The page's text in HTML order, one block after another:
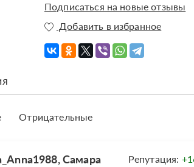
Подписаться на новые отзывы
Добавить в избранное
Отрицательные
Самара Репутация: